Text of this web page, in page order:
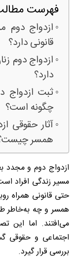
فهرست
ازدواج دوم
قانونی دارد؟
ازدواج دوم
دارد؟
ثبت ازدواج
چگونه است؟
آثار حقوقی
همسر
ازدواج دوم و
مسیر زندگی افراد
حتی قانونی همراه
همسر و چه به‌خاطر
می‌افتند. اما این
اجتماعی و حقوقی
بررسی قرار گیرد.